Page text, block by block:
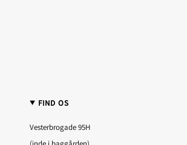
FIND OS
Vesterbrogade 95H